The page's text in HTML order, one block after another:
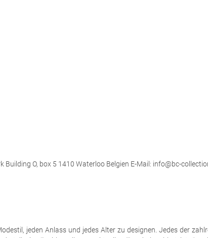
Building O, box 5 1410 Waterloo Belgien E-Mail: info@bc-
jeden Anlass und jedes Alter zu designen. Jedes der